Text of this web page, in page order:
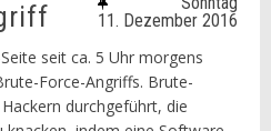
11. Dezember 2016
seit ca. 5 Uhr morgens
Force-Angriffs. Brute-
durchgeführt, die